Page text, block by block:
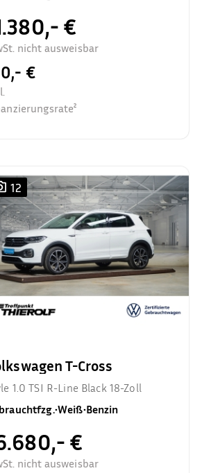
€
nicht ausweisbar
€
12
T-Cross
1.0 TSI R-Line Black 18-Zoll
•Weiß•Benzin
€
nicht ausweisbar